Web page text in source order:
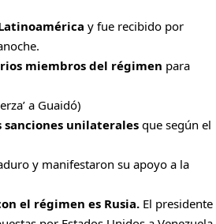
y fue recibido por
miembros del régimen para
a Guaidó)
unilaterales que según el
y manifestaron su apoyo a la
el régimen es Rusia. El presidente